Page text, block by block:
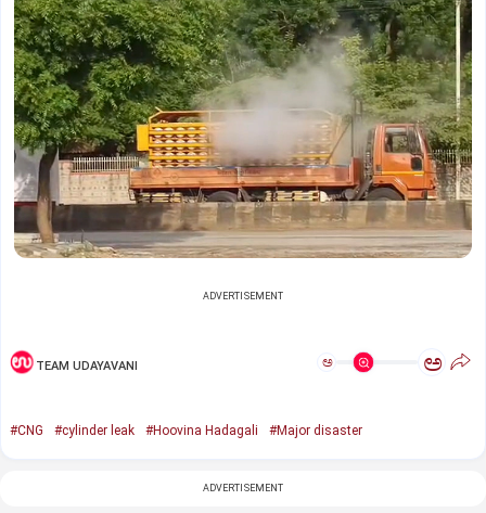
ADVERTISEMENT
TEAM UDAYAVANI ಅ ಅ
#CNG #cylinder leak #Hoovina Hadagali #Major disaster
ADVERTISEMENT